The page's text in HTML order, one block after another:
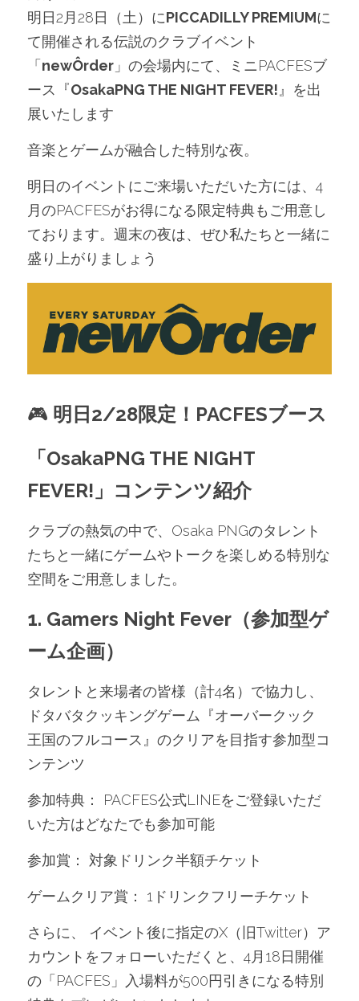
明日2月28日（土）にPICCADILLY PREMIUMに
て開催される伝説のクラブイベント
「 newÔrder 」の会場内にて、ミニPACFESブ
ース『OsakaPNG THE NIGHT FEVER! 』を出
展いたします
音楽とゲームが融合した特別な夜。
明日のイベントにご来場いただいた方には、4
月のPACFESがお得になる限定特典もご用意し
ております。週末の夜は、ぜひ私たちと一緒に
盛り上がりましょう
🎮 明日2/28限定！PACFESブース
「OsakaPNG THE NIGHT
FEVER!」コンテンツ紹介
クラブの熱気の中で、Osaka PNGのタレント
たちと一緒にゲームやトークを楽しめる特別な
空間をご用意しました。
1. Gamers Night Fever（参加型ゲ
ーム企画）
タレントと来場者の皆様（計4名）で協力し、
ドタバタクッキングゲーム『オーバークック
王国のフルコース』のクリアを目指す参加型コ
ンテンツ
参加特典： PACFES公式LINEをご登録いただ
いた方はどなたでも参加可能
参加賞： 対象ドリンク半額チケット
ゲームクリア賞： 1ドリンクフリーチケット
さらに、 イベント後に指定のX（旧Twitter）ア
カウントをフォローいただくと、4月18日開催
の「PACFES」入場料が500円引きになる特別